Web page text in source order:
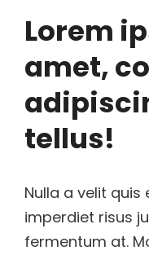
Lorem
amet,
tellus!
Nulla a velit quis
imperdiet risus
fermentum at.